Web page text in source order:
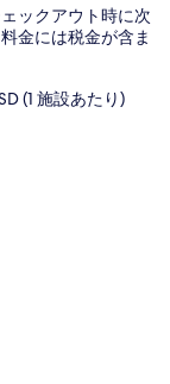
ックアウト時に次
金には税金が含ま
(1 施設あたり)